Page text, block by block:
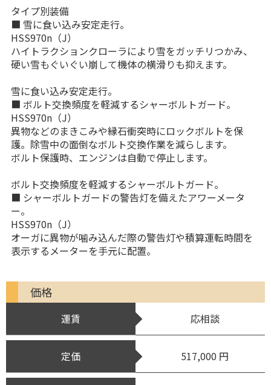
タイプ別装備
■ 雪に食い込み安定走行。
HSS970n（J）
ハイトラクションクローラにより雪をガッチリつかみ、
硬い雪もぐいぐい崩して機体の横滑りも抑えます。
雪に食い込み安定走行。
■ ボルト交換頻度を軽減するシャーボルトガード。
HSS970n（J）
異物などのまきこみや縁石衝突時にロックボルトを保
護。除雪中の面倒なボルト交換作業を減らします。
ボルト保護時、エンジンは自動で停止します。
ボルト交換頻度を軽減するシャーボルトガード。
■ シャーボルトガードの警告灯を備えたアワーメータ
ー。
HSS970n（J）
オーガに異物が噛み込んだ際の警告灯や積算運転時間を
表示するメーターを手元に配置。
価格
運賃 応相談
定価 517,000 円